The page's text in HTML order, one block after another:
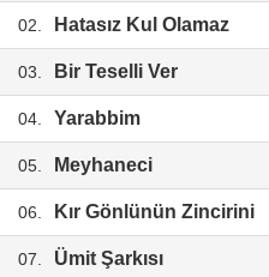
02. Hatasız Kul Olamaz
03. Bir Teselli Ver
04. Yarabbim
05. Meyhaneci
06. Kır Gönlünün Zincirini
07. Ümit Şarkısı